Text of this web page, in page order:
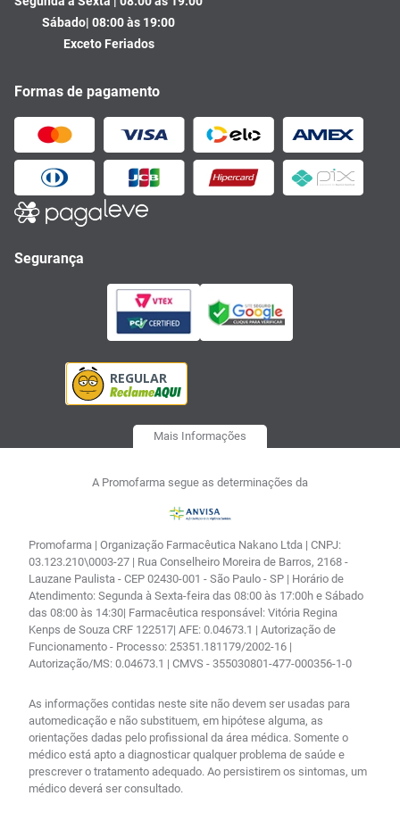
Sábado| 08:00 às 19:00
Exceto Feriados
Formas de pagamento
Segurança
Mais Informações
A Promofarma segue as determinações da
Promofarma | Organização Farmacêutica Nakano Ltda | CNPJ:
03.123.210\0003-27 | Rua Conselheiro Moreira de Barros, 2168 -
Lauzane Paulista - CEP 02430-001 - São Paulo - SP | Horário de
Atendimento: Segunda à Sexta-feira das 08:00 às 17:00h e Sábado
das 08:00 às 14:30| Farmacêutica responsável: Vitória Regina
Kenps de Souza CRF 122517| AFE: 0.04673.1 | Autorização de
Funcionamento - Processo: 25351.181179/2002-16 |
Autorização/MS: 0.04673.1 | CMVS - 355030801-477-000356-1-0
As informações contidas neste site não devem ser usadas para
automedicação e não substituem, em hipótese alguma, as
orientações dadas pelo profissional da área médica. Somente o
médico está apto a diagnosticar qualquer problema de saúde e
prescrever o tratamento adequado. Ao persistirem os sintomas, um
médico deverá ser consultado.